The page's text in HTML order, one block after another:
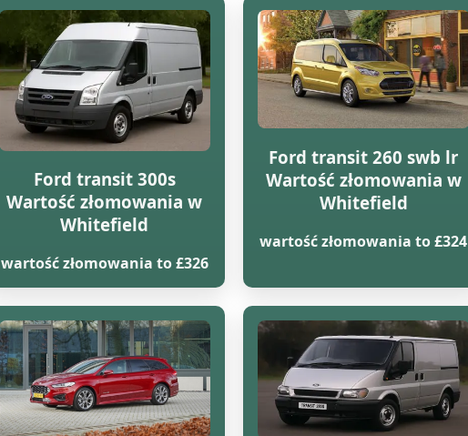
Ford transit 300s
Wartość złomowania w
Whitefield
wartość złomowania to £326
Ford transit 260 swb lr
Wartość złomowania w
Whitefield
wartość złomowania to £324